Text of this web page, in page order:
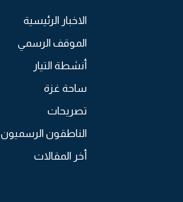
الاخبار الرئيسية
الموقف الرسمي
أنشطة التيار
ساحة غزة
تصريحات
الناطقون الرسميون
أخر المقالات